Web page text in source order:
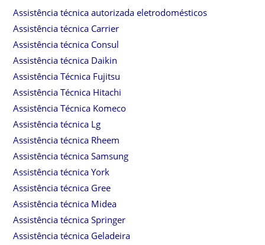
Assistência técnica autorizada eletrodomésticos
Assistência técnica Carrier
Assistência técnica Consul
Assistência técnica Daikin
Assistência Técnica Fujitsu
Assistência Técnica Hitachi
Assistência Técnica Komeco
Assistência técnica Lg
Assistência técnica Rheem
Assistência técnica Samsung
Assistência técnica York
Assistência técnica Gree
Assistência técnica Midea
Assistência técnica Springer
Assistência técnica Geladeira